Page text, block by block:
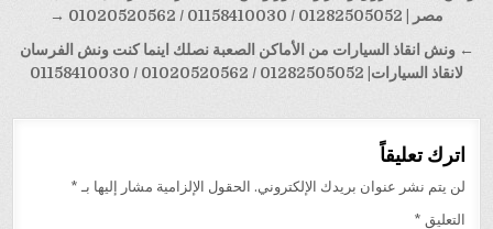
المقالات
مصر | 01282505052 / 01158410030 / 01020520562 →
← ونش انقاذ السيارات من الأماكن الصعبة نصلك اينما كنت ونش الفرسان
لانقاذ السيارات| 01282505052 / 01020520562 / 01158410030
اترك تعليقاً
لن يتم نشر عنوان بريدك الإلكتروني. الحقول الإلزامية مشار إليها بـ *
التعليق *